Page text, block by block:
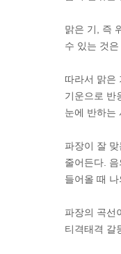
맑은 기, 즉
수 있는 것
따라서 맑은
기운으로 반
눈에 반하는
파장이 잘
줄어든다.
들어올 때
파장의 곡선
티격태격 갈